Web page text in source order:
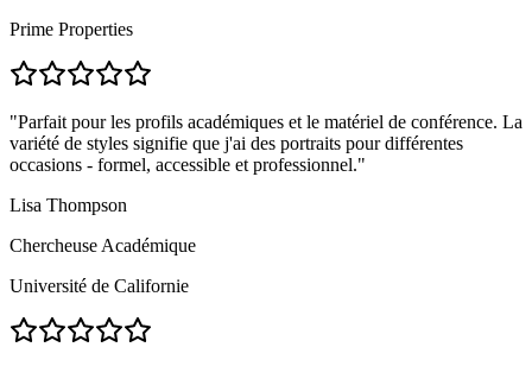
Prime Properties
"Parfait pour les profils académiques et le matériel de conférence. La
variété de styles signifie que j'ai des portraits pour différentes
occasions - formel, accessible et professionnel."
Lisa Thompson
Chercheuse Académique
Université de Californie